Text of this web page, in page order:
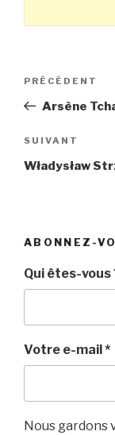
Navigation
l’article
Article
précédent
PRÉCÉDENT
Arsène
Article
suivant
SUIVANT
Władysław
ABONNEZ-
Qui êtes-vous
Votre e-mail*
Nous gardons